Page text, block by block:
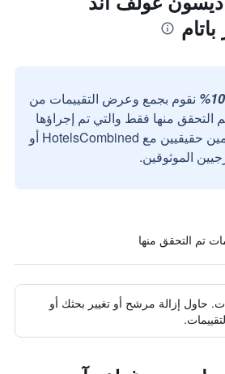
نقوم بجمع وعرض التقييمات من
التحقق منها فقط والتي تم إجراؤها
بواسطة مستخدمين حقيقيين مع HotelsCombined أو
الموثوقين.
حاول إزالة مرشح أو تغيير بحثك أو